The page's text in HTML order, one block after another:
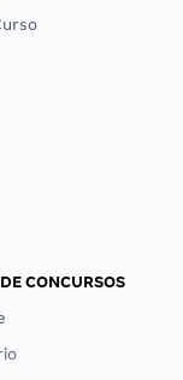
CONCURSOS